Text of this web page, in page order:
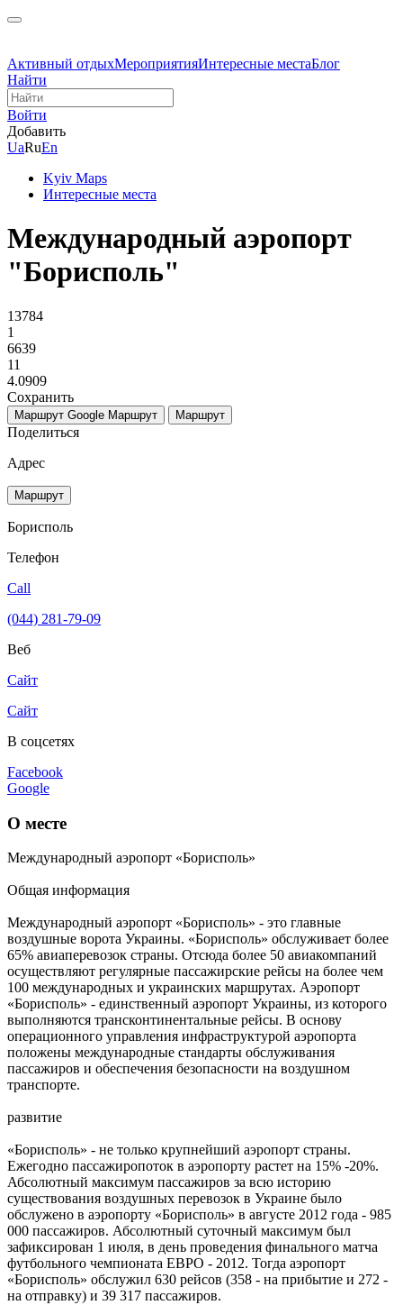
Активный отдыхМероприятияИнтересные местаБлог
Найти
Войти
Добавить
UaRuEn
Kyiv Maps
Интересные места
Международный аэропорт
"Борисполь"
13784
1
6639
11
4.0909
Сохранить
Маршрут Google Маршрут Маршрут
Поделиться
Адрес
Маршрут
Борисполь
Телефон
Call
(044) 281-79-09
Веб
Сайт
Сайт
В соцсетях
Facebook
Google
О месте
Международный аэропорт «Борисполь»
Общая информация
Международный аэропорт «Борисполь» - это главные
воздушные ворота Украины. «Борисполь» обслуживает более
65% авиаперевозок страны. Отсюда более 50 авиакомпаний
осуществляют регулярные пассажирские рейсы на более чем
100 международных и украинских маршрутах. Аэропорт
«Борисполь» - единственный аэропорт Украины, из которого
выполняются трансконтинентальные рейсы. В основу
операционного управления инфраструктурой аэропорта
положены международные стандарты обслуживания
пассажиров и обеспечения безопасности на воздушном
транспорте.
развитие
«Борисполь» - не только крупнейший аэропорт страны.
Ежегодно пассажиропоток в аэропорту растет на 15% -20%.
Абсолютный максимум пассажиров за всю историю
существования воздушных перевозок в Украине было
обслужено в аэропорту «Борисполь» в августе 2012 года - 985
000 пассажиров. Абсолютный суточный максимум был
зафиксирован 1 июля, в день проведения финального матча
футбольного чемпионата ЕВРО - 2012. Тогда аэропорт
«Борисполь» обслужил 630 рейсов (358 - на прибытие и 272 -
на отправку) и 39 317 пассажиров.